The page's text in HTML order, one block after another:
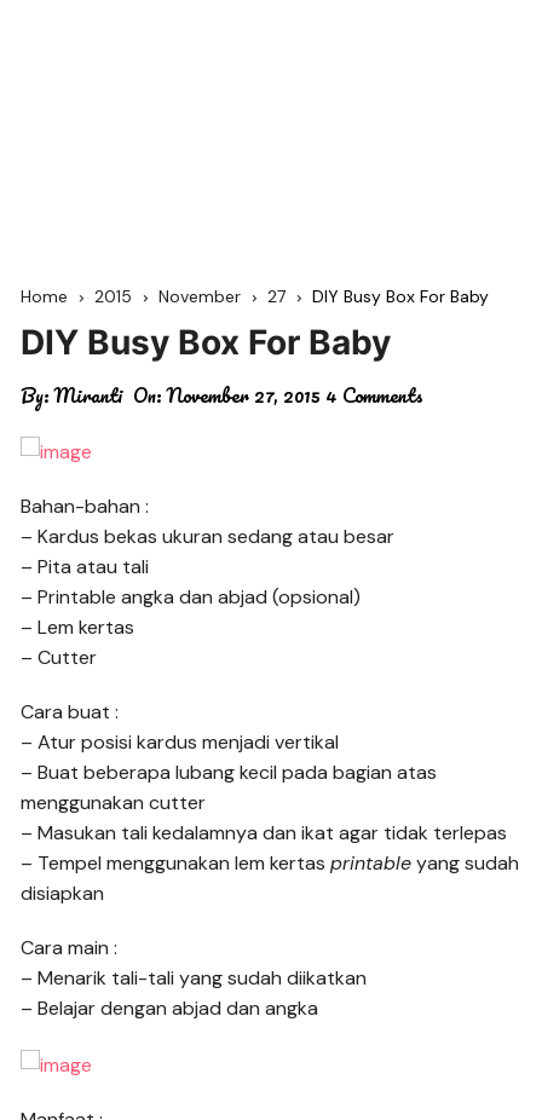
Home 2015 November 27 DIY Busy Box For Baby
DIY Busy Box For Baby
By:Miranti On:November 27, 2015 4 Comments
Bahan-bahan :
– Kardus bekas ukuran sedang atau besar
– Pita atau tali
– Printable angka dan abjad (opsional)
– Lem kertas
– Cutter
Cara buat :
– Atur posisi kardus menjadi vertikal
– Buat beberapa lubang kecil pada bagian atas
menggunakan cutter
– Masukan tali kedalamnya dan ikat agar tidak terlepas
– Tempel menggunakan lem kertasprintableyang sudah
disiapkan
Cara main :
– Menarik tali-tali yang sudah diikatkan
– Belajar dengan abjad dan angka